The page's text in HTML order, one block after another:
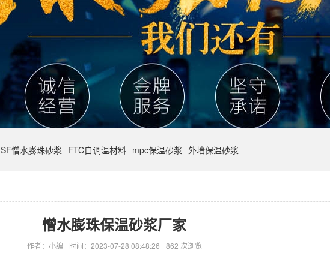
SF憎水膨珠砂浆 FTC自调温材料 mpc保温砂浆 外墙保温砂浆
憎水膨珠保温砂浆厂家
作者：小编 时间：2023-07-28 08:48:26 862 次浏览